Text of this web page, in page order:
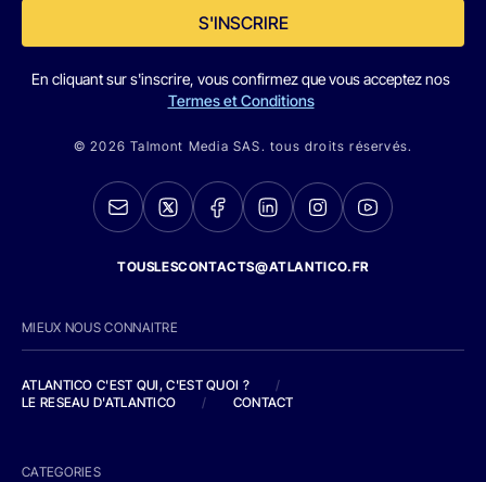
S'INSCRIRE
En cliquant sur s'inscrire, vous confirmez que vous acceptez nos
Termes et Conditions
© 2026 Talmont Media SAS. tous droits réservés.
TOUSLESCONTACTS@ATLANTICO.FR
MIEUX NOUS CONNAITRE
ATLANTICO C'EST QUI, C'EST QUOI ?
/
LE RESEAU D'ATLANTICO
/ CONTACT
CATEGORIES